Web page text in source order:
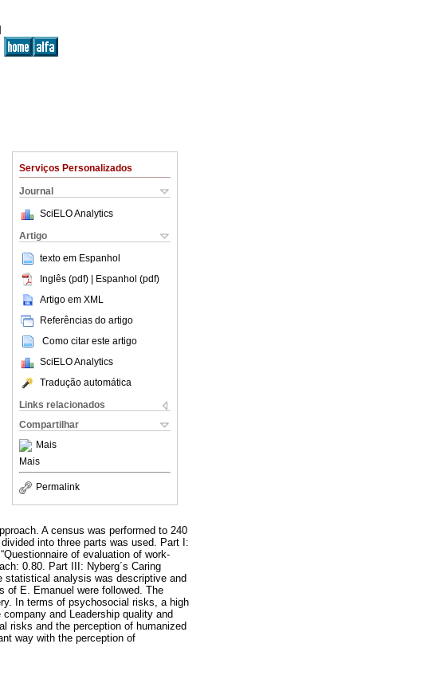
Serviços Personalizados
Journal
SciELO Analytics
Artigo
texto em Espanhol
Inglês (pdf) | Espanhol (pdf)
Artigo em XML
Referências do artigo
Como citar este artigo
SciELO Analytics
Tradução automática
Links relacionados
Compartilhar
Mais
Mais
Permalink
A census was performed to 240
into three parts was used. Part I:
of evaluation of work-
0.80. Part III: Nyberg´s Caring
statistical analysis was descriptive and
of E. Emanuel were followed. The
In terms of psychosocial risks, a high
and Leadership quality and
risks and the perception of humanized
way with the perception of